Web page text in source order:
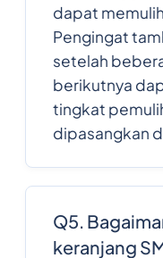
dapat
Pengingat
setelah
berikutnya
tingkat
dipasangkan
Q5.
keranjang